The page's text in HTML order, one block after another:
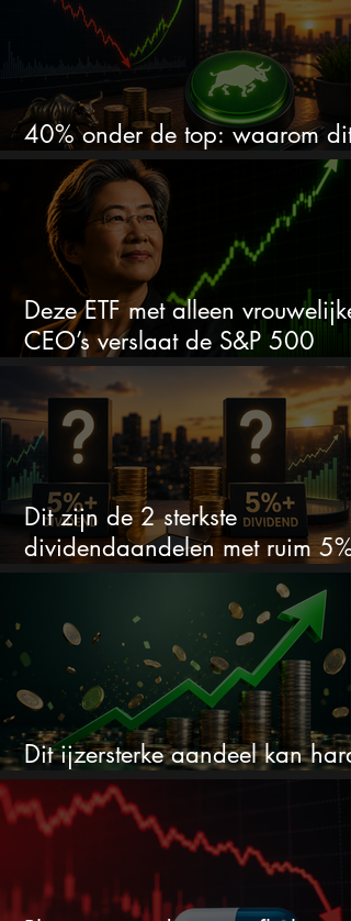
40% onder de top: waarom dit
aandeel weer interessant wordt
Deze ETF met alleen vrouwelijke
CEO’s verslaat de S&P 500
keihard
Dit zijn de 2 sterkste
dividendaandelen met ruim 5%
Dit ijzersterke aandeel kan hard
stijgen maar bijna niemand kijkt